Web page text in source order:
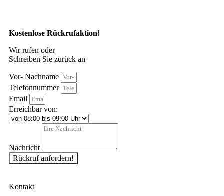
Kostenlose Rückrufaktion!
Wir rufen oder
Schreiben Sie zurück an
Vor- Nachname
Telefonnummer
Email
Erreichbar von:
Nachricht
Rückruf anfordern!
Kontakt